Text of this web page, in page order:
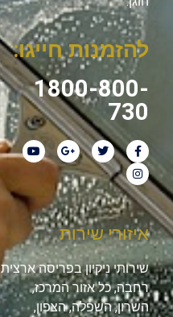
להזמנות חייגו:
1800-800-
730
איזורי שירות
שירותי ניקיון בפריסה ארצית
רחבה, כל אזור המרכז,
השרון, השפלה, הצפון,